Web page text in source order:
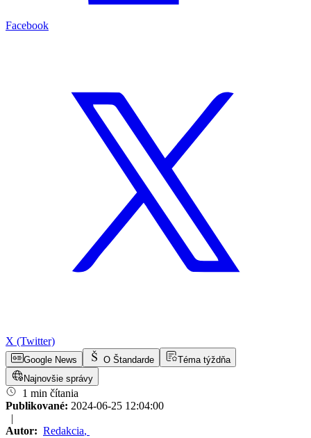
Facebook
X (Twitter)
Google News O Štandarde
Téma týždňa
Najnovšie správy
1 min čítania
Publikované: 2024-06-25 12:04:00
|
Autor: Redakcia,